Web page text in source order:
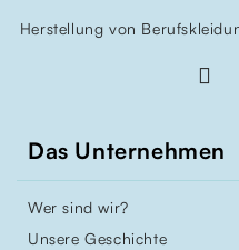
Herstellung von
Das Unternehmen
Wer sind wir?
Unsere Geschichte